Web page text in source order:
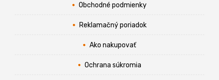
Obchodné podmienky
Reklamačný poriadok
Ako nakupovať
Ochrana súkromia